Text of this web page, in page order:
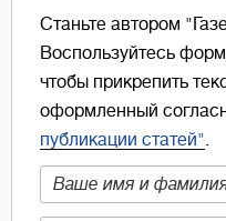
Станьте автором
Воспользуйтесь
чтобы прикрепить
оформленный
публикации статей".